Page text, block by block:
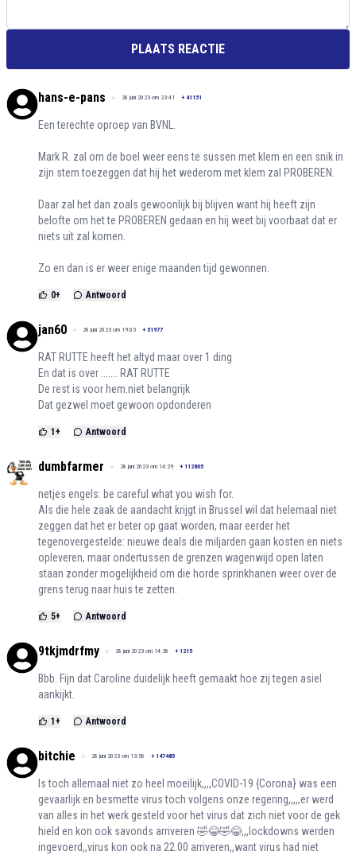
PLAATS REACTIE
hans-e-pans 28 juni 2023 om 23:41 + 41151
Een terechte oproep van BVNL.
Mark R. zal om de boel weer eens te sussen met klem en een snik in
zijn stem toezeggen dat hij het wederom met klem zal PROBEREN.
Daar zal het dan zoals gewoonlijk bij blijven want hij heeft zijn
belofte om het te PROBEREN gedaan en hij weet bij voorbaat dat er
niets uit zal komen.
Zo en dan is er weer enige maanden tijd gewonnen.
0+ Antwoord
jan60 28 juni 2023 om 19:05 + 51977
RAT RUTTE heeft het altyd maar over 1 ding
En dat is over ....... RAT RUTTE
De rest is voor hem.niet belangrijk
Dat gezwel moet gewoon opdonderen
1 + Antwoord
dumbfarmer 28 juni 2023 om 14:29 + 112805
netjes engels: be careful what you wish for.
Als die hele zaak de aandacht krijgt in Brussel wil dat helemaal niet
zeggen dat het er beter op gaat worden, maar eerder het
tegenovergestelde: nieuwe deals die miljarden gaan kosten en niets
opleveren, maar ondertussen de grenzen wagenwijd open laten
staan zonder mogelijkheid om die horde sprinkhanen weer over de
grens terug naar huis te zetten.
5+ Antwoord
9tkjmdrfmy 28 juni 2023 om 14:28 + 1215
Bbb. Fijn dat Caroline duidelijk heeft gemaakt hoe zij tegen asiel
aankijkt.
1 + Antwoord
bitchie 28 juni 2023 om 13:56 + 147485
Is toch allemaal niet zo heel moeilijk,,,,COVID-19 {Corona} was een
gevaarlijk en besmette virus toch volgens onze regering,,,,,er werd
van alles in het werk gesteld voor het virus dat zich niet voor de gek
hield en kon ook savonds arriveren 🤣😂🤣😂,,,lockdowns werden
ingevoerd,,virus kon ook na 22.00 arriveren,,want virus had niet